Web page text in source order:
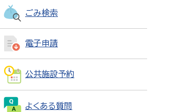
ごみ検索
電子申請
公共施設予約
よくある質問